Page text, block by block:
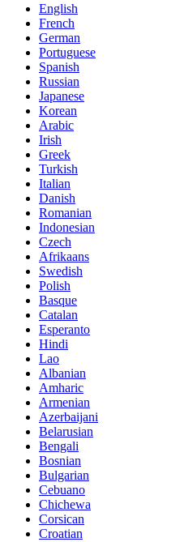
English
French
German
Portuguese
Spanish
Russian
Japanese
Korean
Arabic
Irish
Greek
Turkish
Italian
Danish
Romanian
Indonesian
Czech
Afrikaans
Swedish
Polish
Basque
Catalan
Esperanto
Hindi
Lao
Albanian
Amharic
Armenian
Azerbaijani
Belarusian
Bengali
Bosnian
Bulgarian
Cebuano
Chichewa
Corsican
Croatian